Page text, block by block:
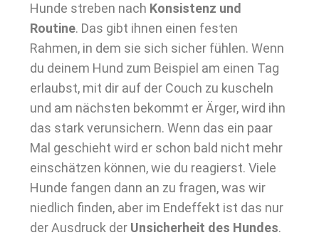
Hunde streben nach Konsistenz und
Routine. Das gibt ihnen einen festen
Rahmen, in dem sie sich sicher fühlen. Wenn
du deinem Hund zum Beispiel am einen Tag
erlaubst, mit dir auf der Couch zu kuscheln
und am nächsten bekommt er Ärger, wird ihn
das stark verunsichern. Wenn das ein paar
Mal geschieht wird er schon bald nicht mehr
einschätzen können, wie du reagierst. Viele
Hunde fangen dann an zu fragen, was wir
niedlich finden, aber im Endeffekt ist das nur
der Ausdruck der Unsicherheit des Hundes.